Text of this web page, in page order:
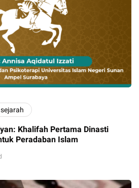
sejarah
Khalifah Pertama Dinasti
Peradaban Islam